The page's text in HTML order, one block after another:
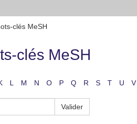
clés MeSH
clés MeSH
L M N O P Q R S T U V
Valider